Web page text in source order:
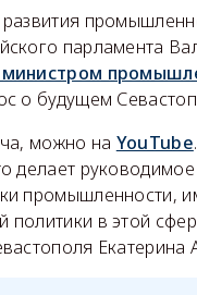
парламента
министром
о будущем
можно на YouTube
делает
промышленности,
политики в этой
Екатерина